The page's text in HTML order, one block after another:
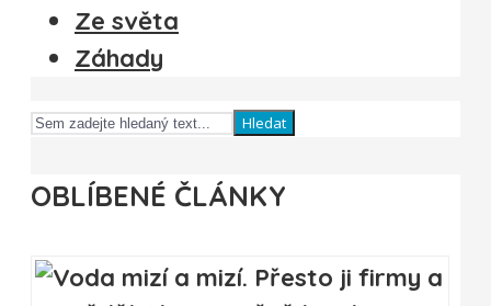
Ze světa
Záhady
Hledat
OBLÍBENÉ ČLÁNKY